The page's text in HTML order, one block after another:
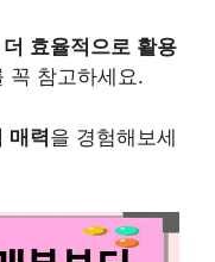
더 효율적으로 활용
꼭 참고하세요.
매력을 경험해보세